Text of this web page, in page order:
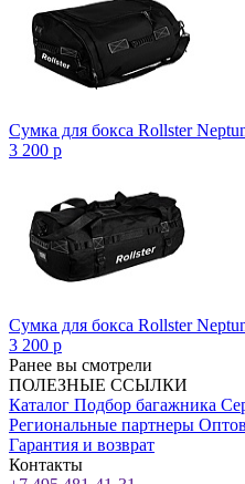
Сумка для бокса Rollster
3 200 p
Сумка для бокса Rollster
3 200 p
Ранее вы смотрели
ПОЛЕЗНЫЕ ССЫЛКИ
Каталог Подбор багажника
Региональные партнеры
Гарантия и возврат
Контакты